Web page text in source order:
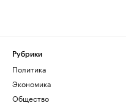
Рубрики
Политика
Экономика
Общество